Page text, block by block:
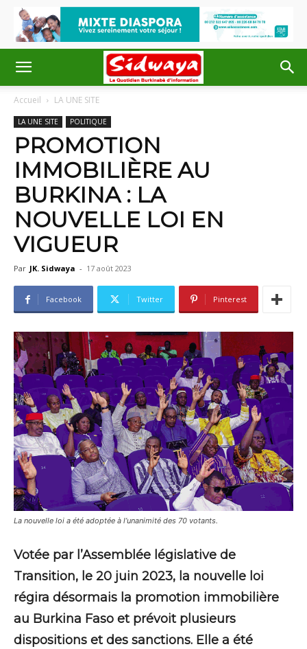
Accueil LA UNE SITE
LA UNE SITE POLITIQUE
PROMOTION
IMMOBILIÈRE AU
BURKINA : LA
NOUVELLE LOI EN
VIGUEUR
Par JK. Sidwaya - 17 août 2023
Facebook Twitter Pinterest
La nouvelle loi a été adoptée à l’unanimité des 70 votants.
Votée par l’Assemblée législative de
Transition, le 20 juin 2023, la nouvelle loi
régira désormais la promotion immobilière
au Burkina Faso et prévoit plusieurs
dispositions et des sanctions. Elle a été